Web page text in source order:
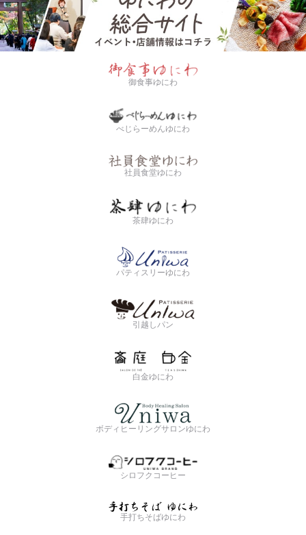
御食事ゆにわ
べじらーめんゆにわ
社員食堂ゆにわ
茶肆ゆにわ
パティスリーゆにわ
引越しパン
白金ゆにわ
ボディヒーリングサロンゆにわ
シロフクコーヒー
手打ちそばゆにわ